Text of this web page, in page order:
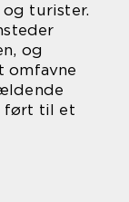
turister.
og
omfavne
ført til et